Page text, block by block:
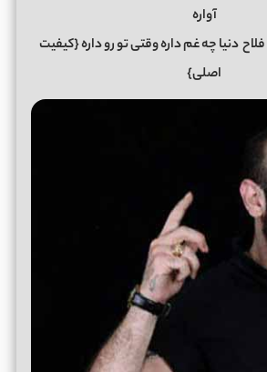
آواره
دنیا چه غم داره وقتی تو رو داره{کیفیت
اصلی}